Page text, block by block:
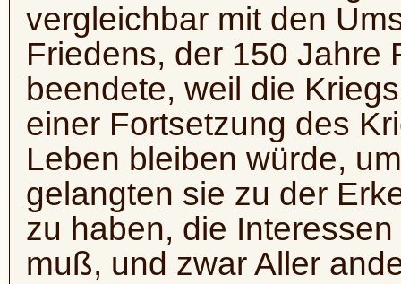
vergleichbar mit den
Friedens, der 150 Jahre
beendete, weil die
einer Fortsetzung des
Leben bleiben würde,
gelangten sie zu der
zu haben, die
muß, und zwar Aller